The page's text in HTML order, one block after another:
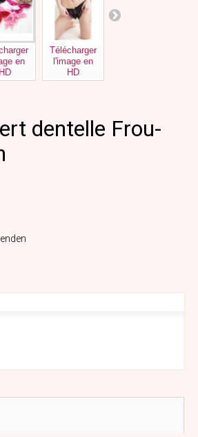
en
HD
Télécharger
l'image en
HD
dentelle Frou-